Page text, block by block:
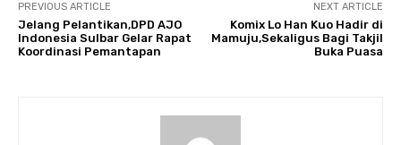
PREVIOUS ARTICLE
Jelang Pelantikan,DPD AJO
Indonesia Sulbar Gelar Rapat
Koordinasi Pemantapan
NEXT ARTICLE
Komix Lo Han Kuo Hadir di
Mamuju,Sekaligus Bagi Takjil
Buka Puasa